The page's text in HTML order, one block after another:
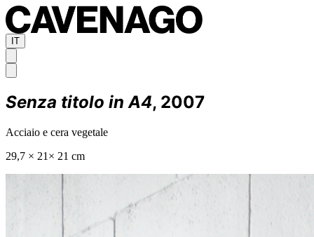
IT
Senza titolo in A4, 2007
Acciaio e cera vegetale
29,7 × 21× 21 cm